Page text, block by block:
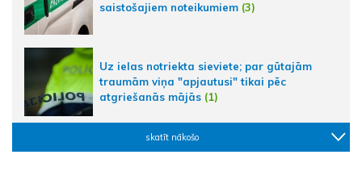
saistošajiem noteikumiem (3)
Uz ielas notriekta sieviete; par gūtajām
traumām viņa "apjautusi" tikai pēc
atgriešanās mājās (1)
skatīt nākošo